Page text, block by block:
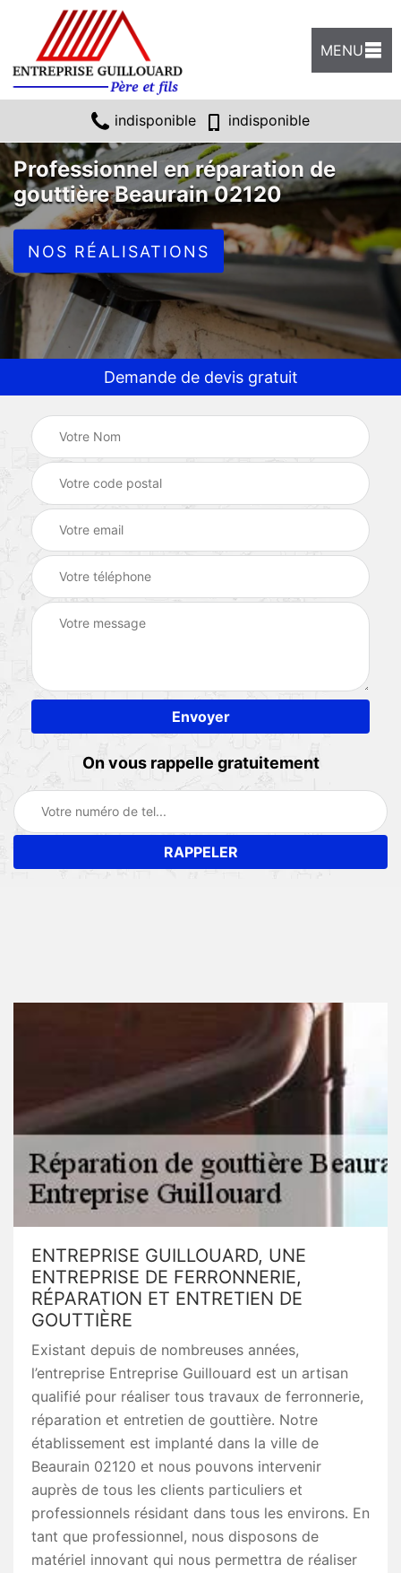
MENU
indisponible indisponible
Professionnel en réparation de
gouttière Beaurain 02120
NOS RÉALISATIONS
Demande de devis gratuit
On vous rappelle gratuitement
ENTREPRISE GUILLOUARD, UNE
ENTREPRISE DE FERRONNERIE,
RÉPARATION ET ENTRETIEN DE
GOUTTIÈRE
Existant depuis de nombreuses années,
l’entreprise Entreprise Guillouard est un artisan
qualifié pour réaliser tous travaux de ferronnerie,
réparation et entretien de gouttière. Notre
établissement est implanté dans la ville de
Beaurain 02120 et nous pouvons intervenir
auprès de tous les clients particuliers et
professionnels résidant dans tous les environs. En
tant que professionnel, nous disposons de
matériel innovant qui nous permettra de réaliser